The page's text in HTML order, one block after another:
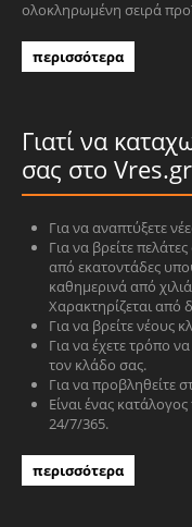
ολοκληρωμένη σειρά
περισσότερα
Γιατί να
σας στο Vres.gr
Για να αναπτύξετε
Για να βρείτε
από εκατοντάδες
καθημερινά από
Χαρακτηρίζεται από
Για να βρείτε νέους
Για να έχετε τρόπο
τον κλάδο σας.
Για να προβληθείτε
Είναι ένας
24/7/365.
περισσότερα